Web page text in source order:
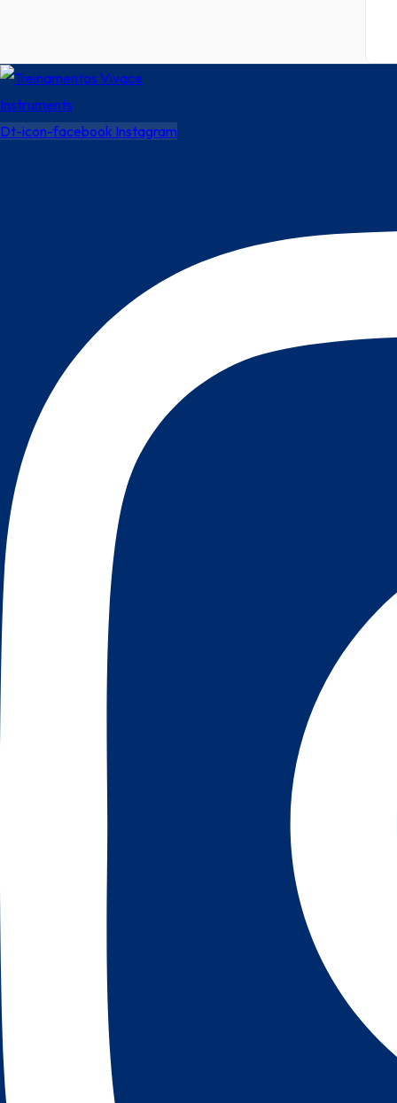
Dt-icon-facebook Instagram